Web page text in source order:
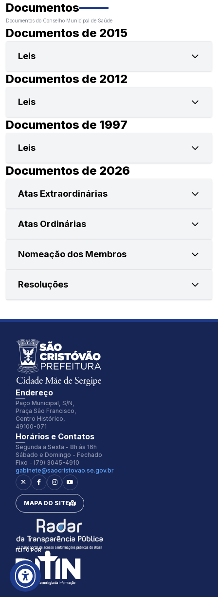
Documentos
Documentos do Conselho Municipal de Saúde
Documentos de 2015
Leis
Documentos de 2012
Leis
Documentos de 1997
Leis
Documentos de 2026
Atas Extraordinárias
Atas Ordinárias
Nomeação dos Membros
Resoluções
Inter
Espaçamento Fonte:
0px
Alterar Tema:
Claro
Endereço
Paço Municipal, S/N,
Praça São Francisco,
Centro Histórico,
49100-071
Horários e Contatos
Segunda a Sexta - 8h às 16h
Sábado e Domingo - Fechado
Fixo - (79) 3045-4910
gabinete@saocristovao.se.gov.br
MAPA DO SITE
FEITO POR: